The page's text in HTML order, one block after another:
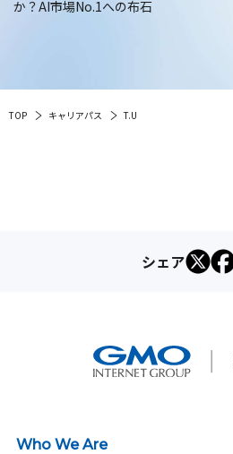
か？AI市場No.1への布石
TOP キャリアパス T.U
シェア
Who We Are